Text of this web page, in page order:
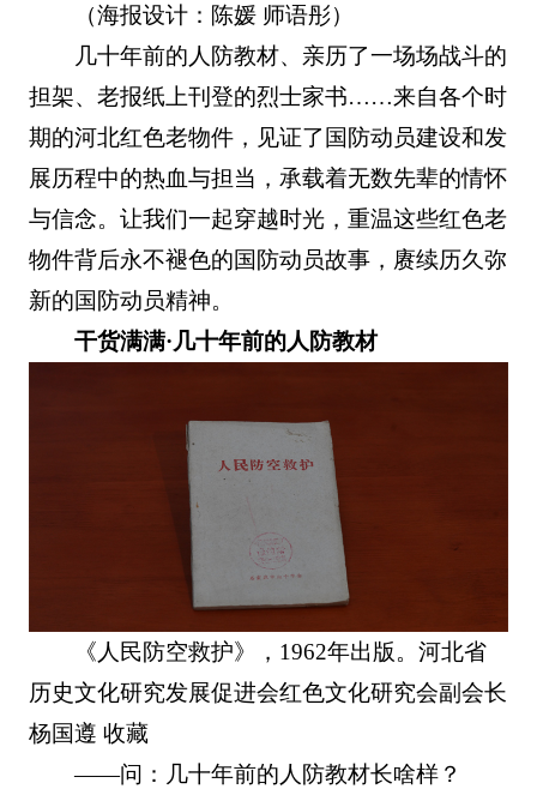
（海报设计：陈媛 师语彤）
几十年前的人防教材、亲历了一场场战斗的
担架、老报纸上刊登的烈士家书……来自各个时
期的河北红色老物件，见证了国防动员建设和发
展历程中的热血与担当，承载着无数先辈的情怀
与信念。让我们一起穿越时光，重温这些红色老
物件背后永不褪色的国防动员故事，赓续历久弥
新的国防动员精神。
干货满满·几十年前的人防教材
《人民防空救护》，1962年出版。河北省
历史文化研究发展促进会红色文化研究会副会长
杨国遵 收藏
——问：几十年前的人防教材长啥样？